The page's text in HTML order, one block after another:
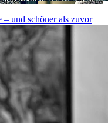
und schöner als zuvor